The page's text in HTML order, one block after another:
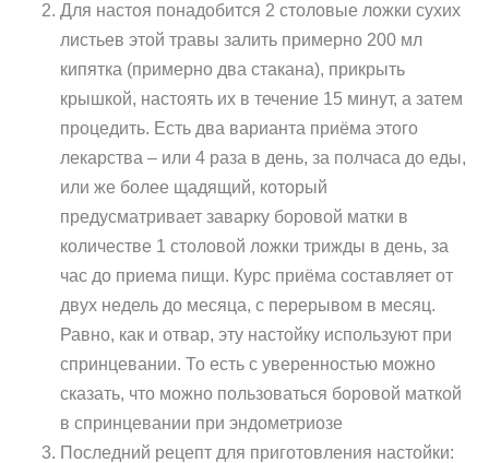
Для настоя понадобится 2 столовые ложки сухих
листьев этой травы залить примерно 200 мл
кипятка (примерно два стакана), прикрыть
крышкой, настоять их в течение 15 минут, а затем
процедить. Есть два варианта приёма этого
лекарства – или 4 раза в день, за полчаса до еды,
или же более щадящий, который
предусматривает заварку боровой матки в
количестве 1 столовой ложки трижды в день, за
час до приема пищи. Курс приёма составляет от
двух недель до месяца, с перерывом в месяц.
Равно, как и отвар, эту настойку используют при
спринцевании. То есть с уверенностью можно
сказать, что можно пользоваться боровой маткой
в спринцевании при эндометриозе
Последний рецепт для приготовления настойки: